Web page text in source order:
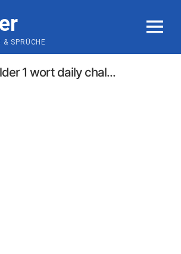
SPRÜCHE
MENU
1 wort daily chal...